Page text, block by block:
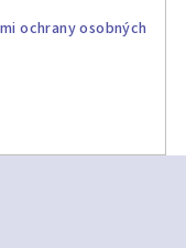
ochrany osobných